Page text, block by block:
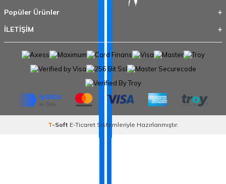
Popüler Ürünler
İLETİŞİM
T-Soft E-TicaretSistemleriyle Hazırlanmıştır.